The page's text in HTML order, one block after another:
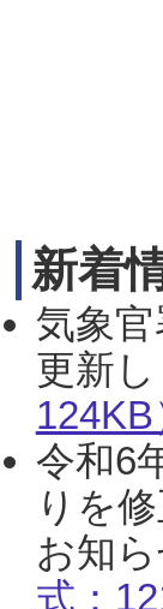
新着
気象
更新
124KB
令和6
りを
お知
式：